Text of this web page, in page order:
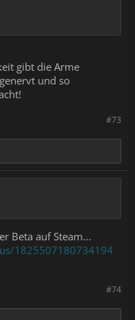
gibt die Arme
und so
#73
Beta auf Steam...
1825507180734194
#74